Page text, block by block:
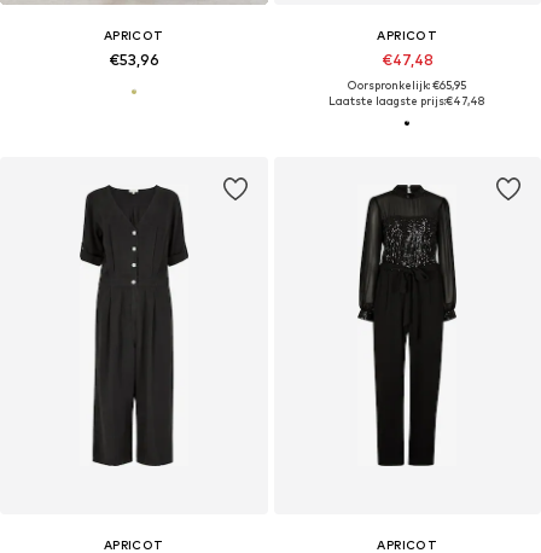
APRICOT
€53,96
APRICOT
€47,48
Oorspronkelijk: €65,95
Laatste laagste prijs:€47,48
APRICOT APRICOT